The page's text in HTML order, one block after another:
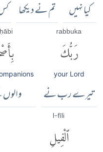
کیا نہیں تم نے دیکھا
rabbuka
رَبُّكَ
your Lord
تیرے رب نے
l-fīli
ٱلْفِيلِ